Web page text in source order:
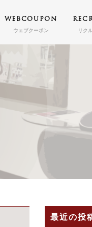
WEBCOUPON
ウェブクーポン リク
最近の投